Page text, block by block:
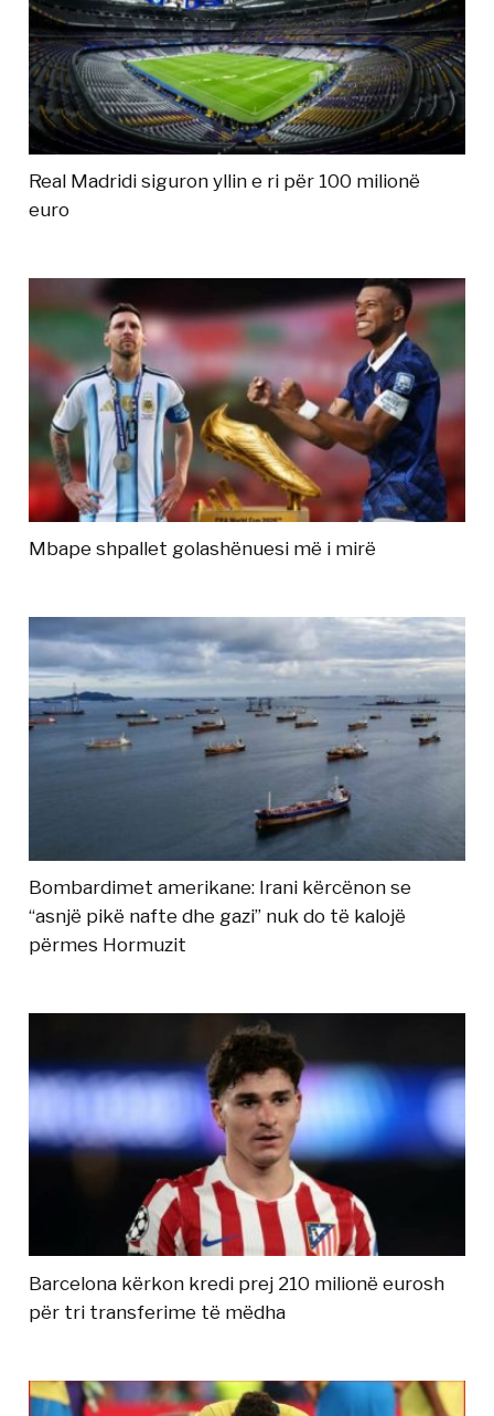
Real Madridi siguron yllin e ri për 100 milionë
euro
Mbape shpallet golashënuesi më i mirë
Bombardimet amerikane: Irani kërcënon se
“asnjë pikë nafte dhe gazi” nuk do të kalojë
përmes Hormuzit
Barcelona kërkon kredi prej 210 milionë eurosh
për tri transferime të mëdha